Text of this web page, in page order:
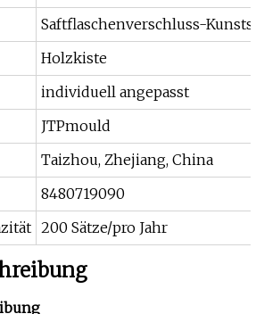
Saftflaschenverschluss-
Holzkiste
individuell angepasst
JTPmould
Taizhou, Zhejiang, China
8480719090
200 Sätze/pro Jahr